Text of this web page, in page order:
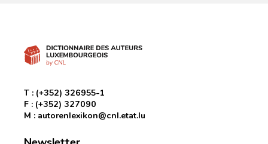
T : (+352) 326955-1
F : (+352) 327090
M : autorenlexikon@cnl.etat.lu